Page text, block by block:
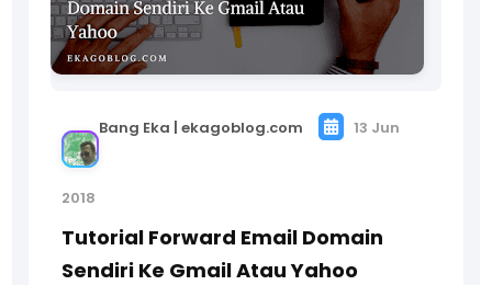
Bang Eka | ekagoblog.com 13 Jun
2018
Tutorial Forward Email Domain
Sendiri Ke Gmail Atau Yahoo